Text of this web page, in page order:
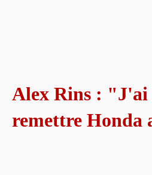
Alex Rins : "J'ai
remettre Honda